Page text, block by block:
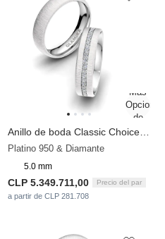
Platino 950 & Diamante
5.0 mm
CLP 5.349.711,00 Precio del par
a partir de CLP 281.708